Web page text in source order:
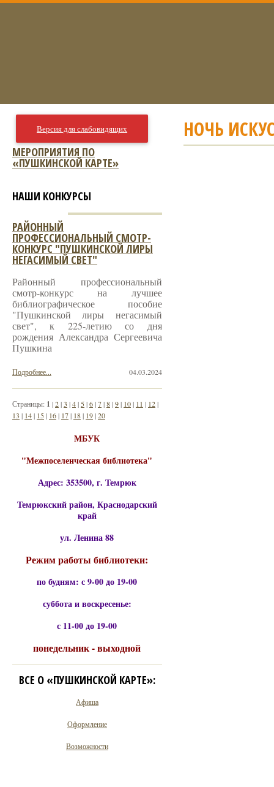
НОЧЬ
Версия для слабовидящих
МЕРОПРИЯТИЯ ПО
«ПУШКИНСКОЙ КАРТЕ»
НАШИ КОНКУРСЫ
РАЙОННЫЙ
ПРОФЕССИОНАЛЬНЫЙ СМОТР-
КОНКУРС "ПУШКИНСКОЙ ЛИРЫ
НЕГАСИМЫЙ СВЕТ"
Районный профессиональный
смотр-конкурс на лучшее
библиографическое пособие
"Пушкинской лиры негасимый
свет", к 225-летию со дня
рождения Александра Сергеевича
Пушкина
04.03.2024
Подробнее...
Страницы: 1 |2|3 |4| 5|6|7|8|9| 10| 11 | 12|
13 | 14| 15| 16| 17| 18| 19|20
МБУК
"Межпоселенческая библиотека"
Адрес: 353500, г. Темрюк
Темрюкский район, Краснодарский
край
ул. Ленина 88
Режим работы библиотеки:
по будням: с 9-00 до 19-00
суббота и воскресенье:
с 11-00 до 19-00
понедельник - выходной
ВСЕ О «ПУШКИНСКОЙ КАРТЕ»:
Афиша
Оформление
Возможности